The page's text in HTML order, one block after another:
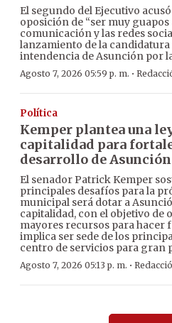
El segundo del Ejecutivo
oposición de “ser muy
comunicación y las redes
lanzamiento de la candidatura
intendencia de Asunción por
Agosto 7, 2026 05:59 p. m. ·
Política
Kemper plantea una
capitalidad para
desarrollo de Asunción
El senador Patrick Kemper
principales desafíos para la
municipal será dotar a
capitalidad, con el objetivo de
mayores recursos para hacer
implica ser sede de los
centro de servicios para gran
Agosto 7, 2026 05:13 p. m. ·